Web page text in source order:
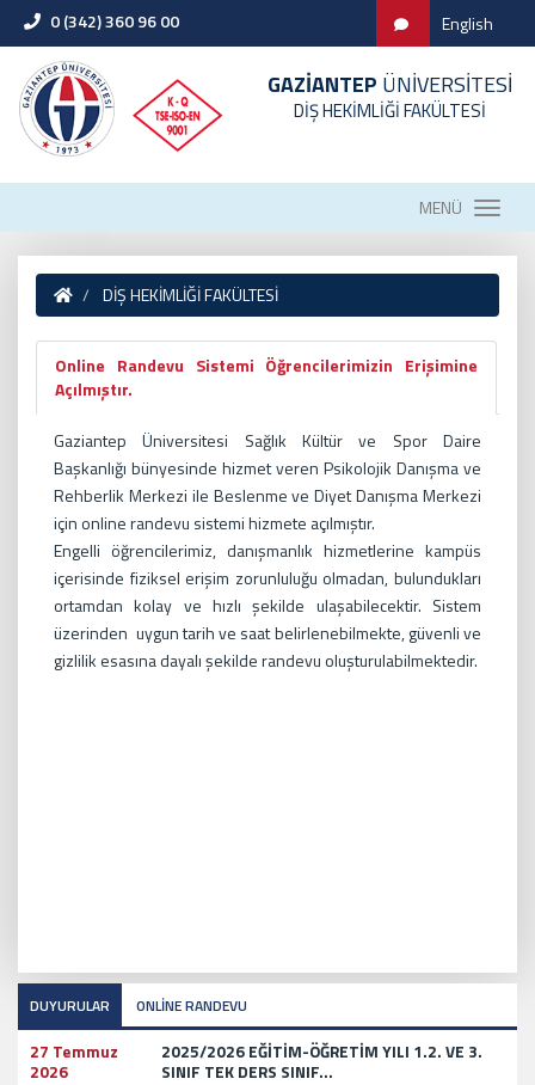
0 (342) 360 96 00 English
GAZİANTEP ÜNİVERSİTESİ
DİŞ HEKİMLİĞİ FAKÜLTESİ
MENÜ
DİŞ HEKİMLİĞİ FAKÜLTESİ
Online Randevu Sistemi Öğrencilerimizin Erişimine
Açılmıştır.
Gaziantep Üniversitesi Sağlık Kültür ve Spor Daire
Başkanlığı bünyesinde hizmet veren Psikolojik Danışma ve
Rehberlik Merkezi ile Beslenme ve Diyet Danışma Merkezi
için online randevu sistemi hizmete açılmıştır.
Engelli öğrencilerimiz, danışmanlık hizmetlerine kampüs
içerisinde fiziksel erişim zorunluluğu olmadan, bulundukları
ortamdan kolay ve hızlı şekilde ulaşabilecektir. Sistem
üzerinden uygun tarih ve saat belirlenebilmekte, güvenli ve
gizlilik esasına dayalı şekilde randevu oluşturulabilmektedir.
DUYURULAR ONLİNE RANDEVU
27 Temmuz
2026
2025/2026 EĞİTİM-ÖĞRETİM YILI 1.2. VE 3.
SINIF TEK DERS SINIF...